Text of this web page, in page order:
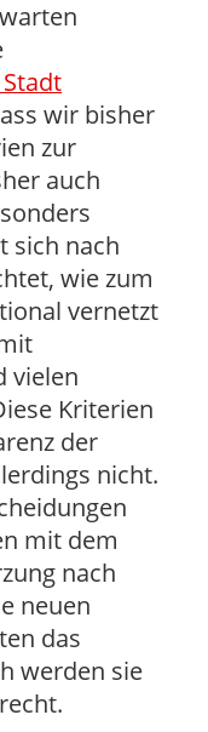
wir bisher
zur
auch
sich nach
wie zum
vernetzt
vielen
Kriterien
der
nicht.
mit dem
nach
neuen
das
werden sie